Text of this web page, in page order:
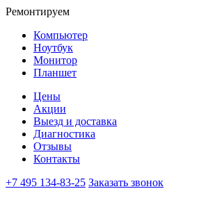
Ремонтируем
Компьютер
Ноутбук
Монитор
Планшет
Цены
Акции
Выезд и доставка
Диагностика
Отзывы
Контакты
+7 495 134-83-25 Заказать звонок